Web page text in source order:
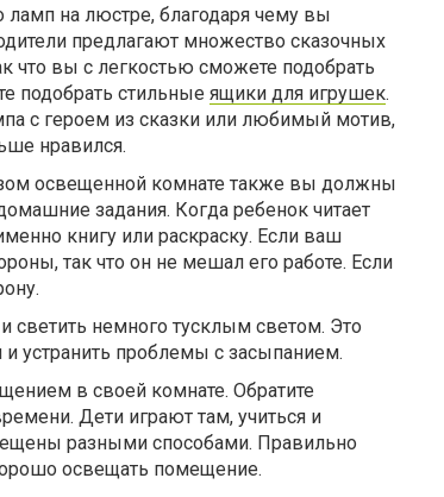
ламп на люстре, благодаря чему вы
предлагают множество сказочных
что вы с легкостью сможете подобрать
подобрать стильные ящики для игрушек.
с героем из сказки или любимый мотив,
нравился.
освещенной комнате также вы должны
задания. Когда ребенок читает
книгу или раскраску. Если ваш
так что он не мешал его работе. Если
светить немного тусклым светом. Это
устранить проблемы с засыпанием.
в своей комнате. Обратите
Дети играют там, учиться и
разными способами. Правильно
освещать помещение.